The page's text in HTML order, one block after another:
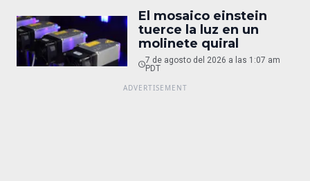
El mosaico einstein
tuerce la luz en un
molinete quiral
7 de agosto del 2026 a las 1:07 am
PDT